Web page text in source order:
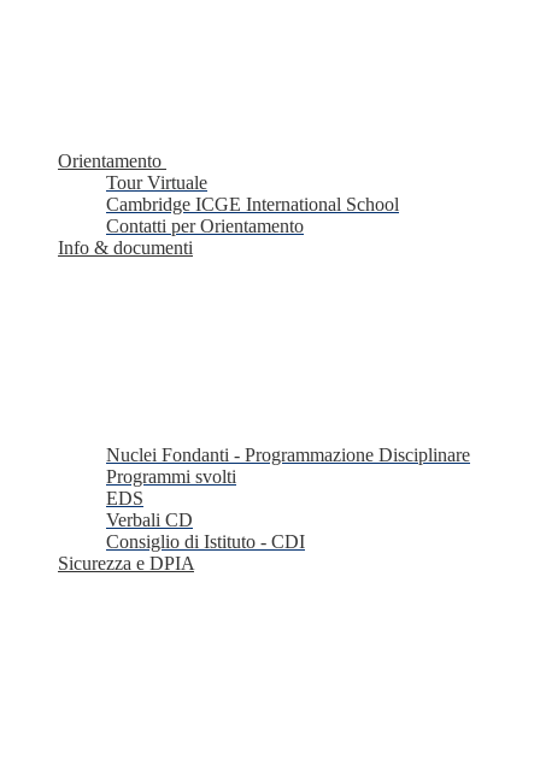
Orientamento
Tour Virtuale
Cambridge ICGE International School
Contatti per Orientamento
Info & documenti
Nuclei Fondanti - Programmazione Disciplinare
Programmi svolti
EDS
Verbali CD
Consiglio di Istituto - CDI
Sicurezza e DPIA